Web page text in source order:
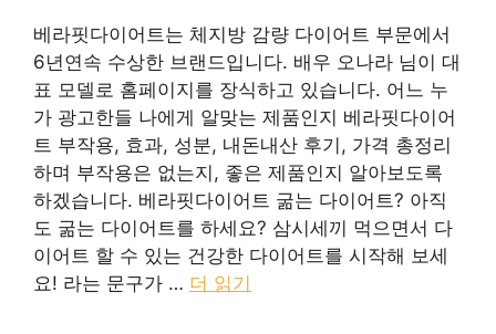
베라핏다이어트는 체지방 감량 다이어트 부문에서
6년연속 수상한 브랜드입니다. 배우 오나라 님이 대
표 모델로 홈페이지를 장식하고 있습니다. 어느 누
가 광고한들 나에게 알맞는 제품인지 베라핏다이어
트 부작용, 효과, 성분, 내돈내산 후기, 가격 총정리
하며 부작용은 없는지, 좋은 제품인지 알아보도록
하겠습니다. 베라핏다이어트 굶는 다이어트? 아직
도 굶는 다이어트를 하세요? 삼시세끼 먹으면서 다
이어트 할 수 있는 건강한 다이어트를 시작해 보세
요! 라는 문구가 … 더 읽기